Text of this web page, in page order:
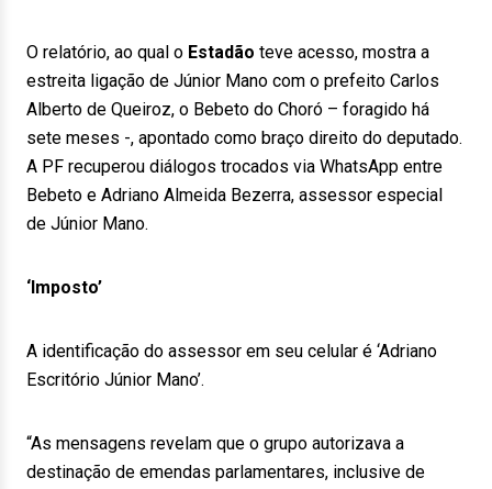
O relatório, ao qual o Estadão teve acesso, mostra a
estreita ligação de Júnior Mano com o prefeito Carlos
Alberto de Queiroz, o Bebeto do Choró – foragido há
sete meses -, apontado como braço direito do deputado.
A PF recuperou diálogos trocados via WhatsApp entre
Bebeto e Adriano Almeida Bezerra, assessor especial
de Júnior Mano.
‘Imposto’
A identificação do assessor em seu celular é ‘Adriano
Escritório Júnior Mano’.
“As mensagens revelam que o grupo autorizava a
destinação de emendas parlamentares, inclusive de